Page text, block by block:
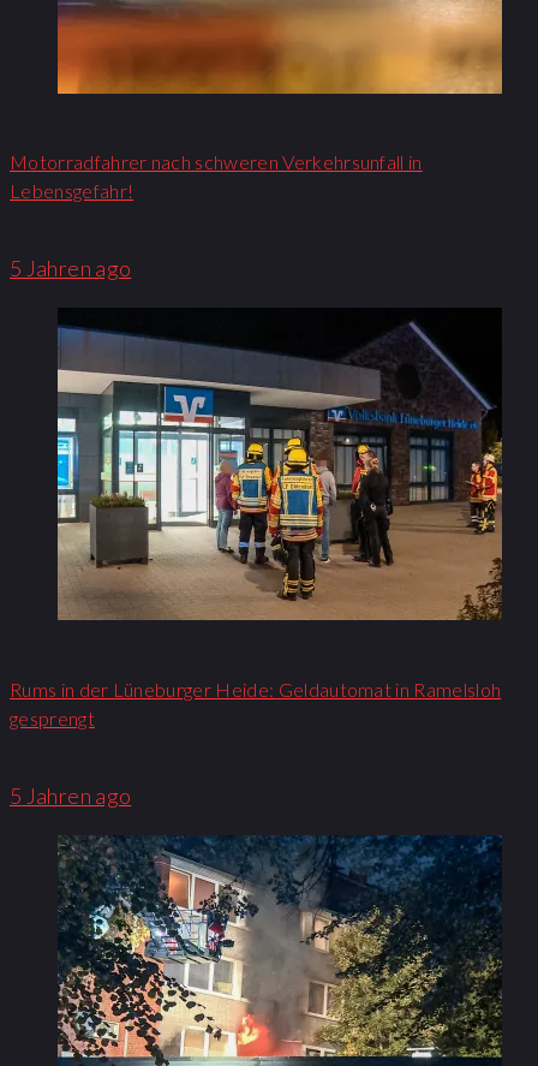
Motorradfahrer nach schweren Verkehrsunfall in
Lebensgefahr!
5 Jahren ago
Rums in der Lüneburger Heide: Geldautomat in Ramelsloh
gesprengt
5 Jahren ago